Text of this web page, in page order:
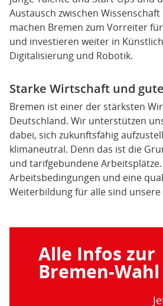
Austausch zwischen
machen Bremen zum Vorreiter
und investieren weiter in
Digitalisierung und Robotik.
Starke Wirtschaft und
Bremen ist einer der stärksten
Deutschland. Wir unterstützen
dabei, sich zukunftsfähig
klimaneutral. Denn das ist die
und tarifgebundene
Arbeitsbedingungen und eine
Weiterbildung für alle sind unsere
Alle Infos zur
Bremen-Wahl